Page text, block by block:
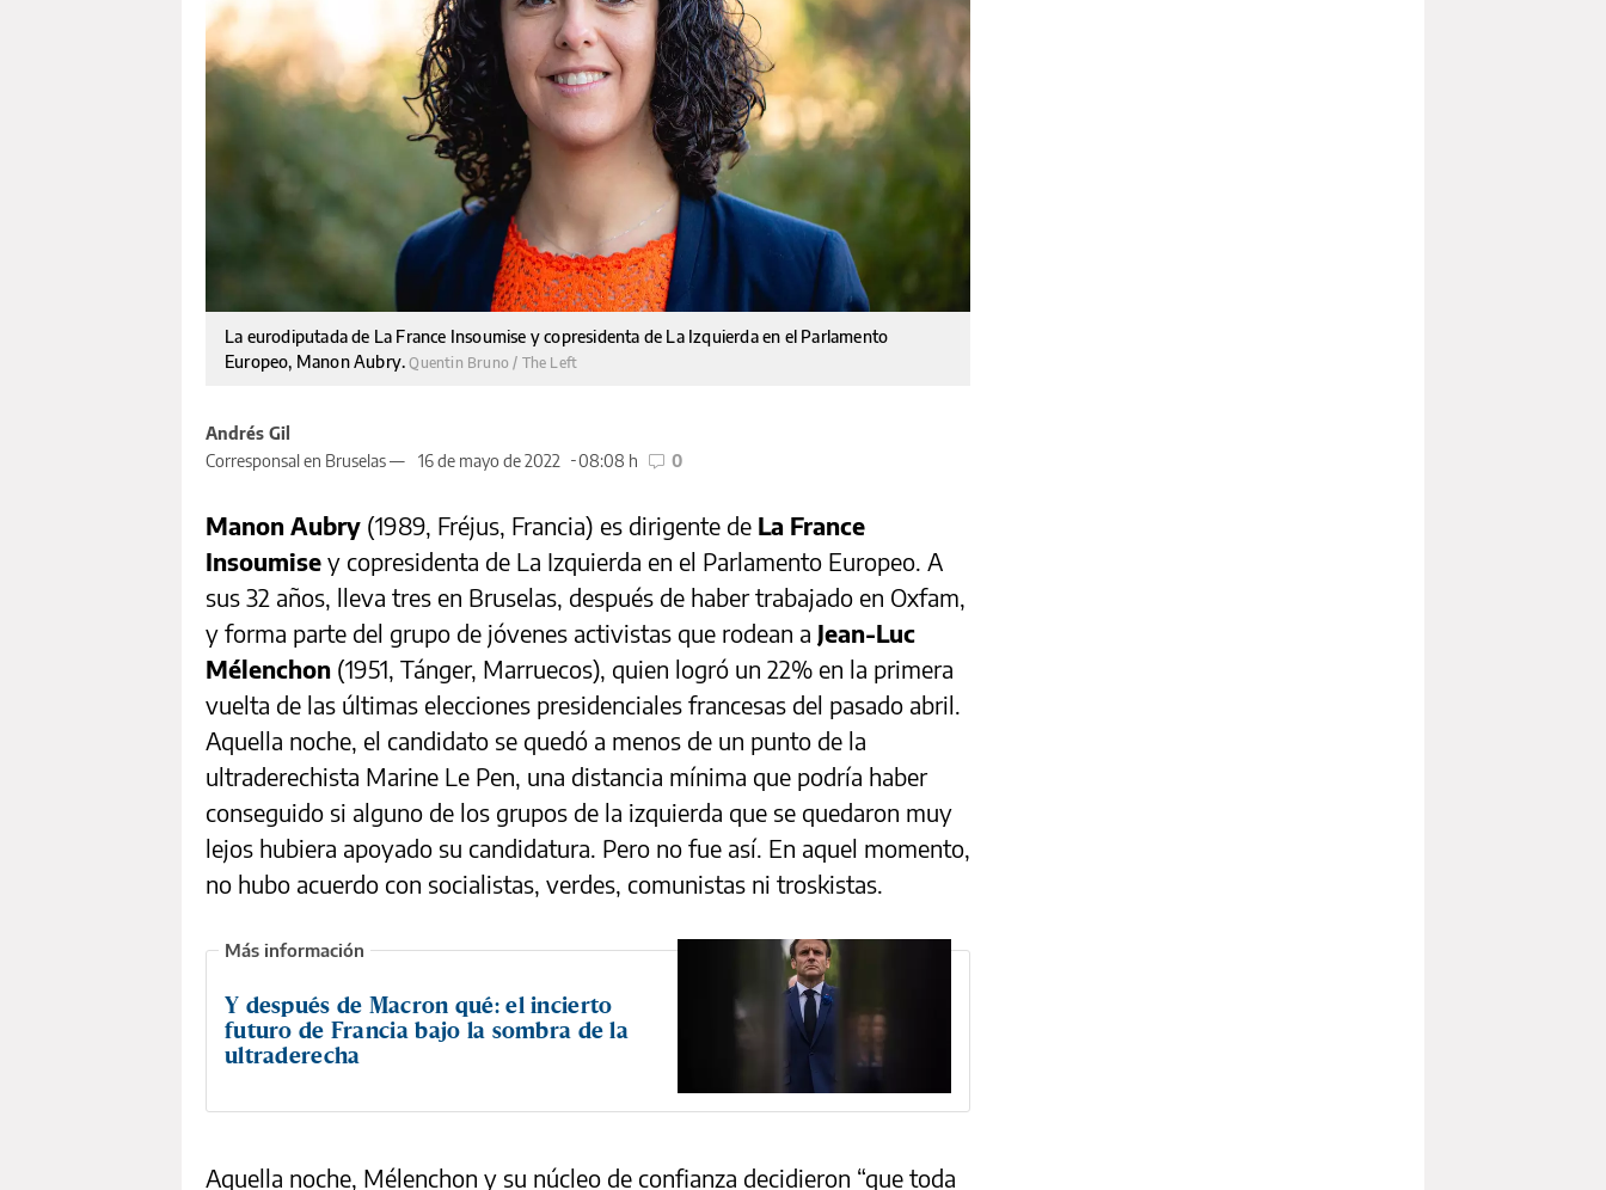
La eurodiputada de La France Insoumise y copresidenta de La Izquierda en el Parlamento
Europeo, Manon Aubry.Quentin Bruno / The Left
Andrés Gil
Corresponsal en Bruselas —
16 de mayo de 2022 08:08 h 0
Manon Aubry (1989, Fréjus, Francia) es dirigente de La France
Insoumise y copresidenta de La Izquierda en el Parlamento Europeo. A
sus 32 años, lleva tres en Bruselas, después de haber trabajado en Oxfam,
y forma parte del grupo de jóvenes activistas que rodean a Jean-Luc
Mélenchon (1951, Tánger, Marruecos), quien logró un 22% en la primera
vuelta de las últimas elecciones presidenciales francesas del pasado abril.
Aquella noche, el candidato se quedó a menos de un punto de la
ultraderechista Marine Le Pen, una distancia mínima que podría haber
conseguido si alguno de los grupos de la izquierda que se quedaron muy
lejos hubiera apoyado su candidatura. Pero no fue así. En aquel momento,
no hubo acuerdo con socialistas, verdes, comunistas ni troskistas.
Y después de Macron qué: el incierto
futuro de Francia bajo la sombra de la
ultraderecha
Aquella noche, Mélenchon y su núcleo de confianza decidieron “que toda